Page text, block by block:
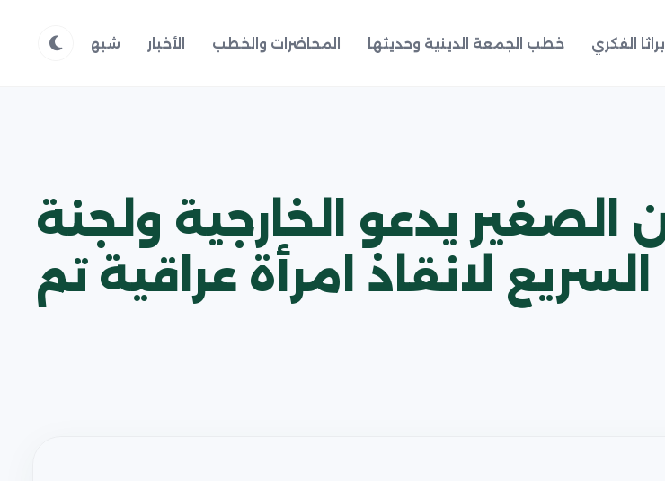
الفكري خطب الجمعة الدينية وحديثها المحاضرات والخطب الأخبار شبهات وردود
يدعو الخارجية ولجنة
السريع لانقاذ امرأة عراقية تم